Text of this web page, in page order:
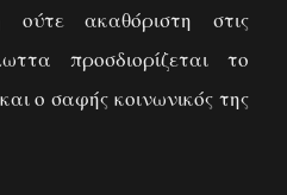
ούτε ακαθόριστη στις
προσδιορίζεται το
ο σαφής κοινωνικός της